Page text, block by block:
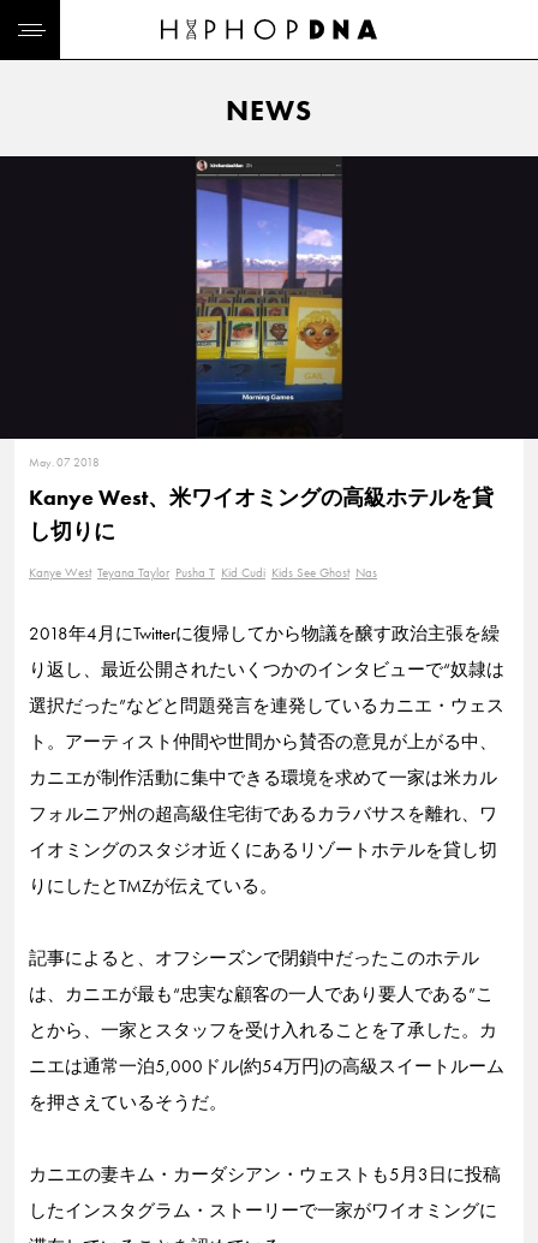
NEWS
May. 07 2018
Kanye West、米ワイオミングの高級ホテルを貸
し切りに
Kanye West Teyana Taylor Pusha T Kid Cudi Kids See Ghost Nas
2018年4月にTwitterに復帰してから物議を醸す政治主張を繰
り返し、最近公開されたいくつかのインタビューで“奴隷は
選択だった”などと問題発言を連発しているカニエ・ウェス
ト。アーティスト仲間や世間から賛否の意見が上がる中、
カニエが制作活動に集中できる環境を求めて一家は米カル
フォルニア州の超高級住宅街であるカラバサスを離れ、ワ
イオミングのスタジオ近くにあるリゾートホテルを貸し切
りにしたとTMZが伝えている。
記事によると、オフシーズンで閉鎖中だったこのホテル
は、カニエが最も“忠実な顧客の一人であり要人である”こ
とから、一家とスタッフを受け入れることを了承した。カ
ニエは通常一泊5,000ドル(約54万円)の高級スイートルーム
を押さえているそうだ。
カニエの妻キム・カーダシアン・ウェストも5月3日に投稿
したインスタグラム・ストーリーで一家がワイオミングに